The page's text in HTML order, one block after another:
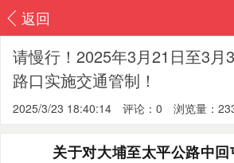
返回
请慢行！2025年3月21日至3月
路口实施交通管制！
2025/3/23 18:40:14 评论：0 浏览量：
关于对大埔至太平公路中